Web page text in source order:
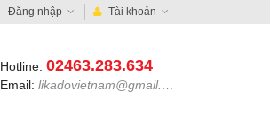
Đăng nhập Tài khoản
Hotline: 02463.283.634
Email: likadovietnam@gmail.com